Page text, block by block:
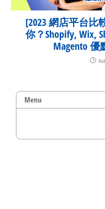
[2023 網店平台比
你？Shopify, Wix,
Magento
Menu